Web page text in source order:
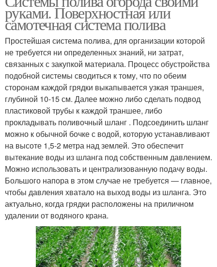
руками. Поверхностная или
самотечная система полива
Простейшая система полива, для организации которой
не требуется ни определенных знаний, ни затрат,
связанных с закупкой материала. Процесс обустройства
подобной системы сводиться к тому, что по обеим
сторонам каждой грядки выкапывается узкая траншея,
глубиной 10-15 см. Далее можно либо сделать подвод
пластиковой трубы к каждой траншее, либо
прокладывать поливочный шланг . Подсоединить шланг
можно к обычной бочке с водой, которую устанавливают
на высоте 1,5-2 метра над землей. Это обеспечит
вытекание воды из шланга под собственным давлением.
Можно использовать и централизованную подачу воды.
Большого напора в этом случае не требуется — главное,
чтобы давления хватало на выход воды из шланга. Это
актуально, когда грядки расположены на приличном
удалении от водяного крана.